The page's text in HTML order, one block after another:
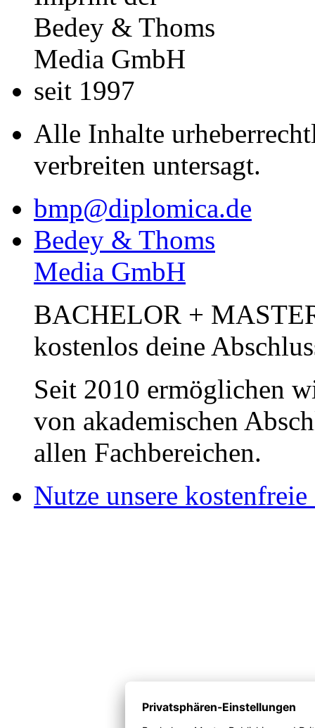
Copyright
© BACHELOR +
MASTER Publishing
Imprint der
Bedey & Thoms
seit 1997
Alle Inhalte
verbreiten untersagt.
bmp@diplomica.de
Media GmbH
BACHELOR +
Seit 2010 ermöglichen